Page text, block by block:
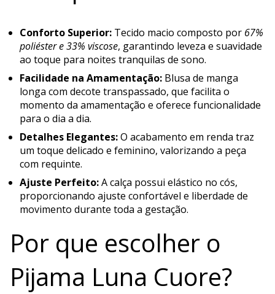
Conforto Superior: Tecido macio composto por 67%
poliéster e 33% viscose, garantindo leveza e suavidade
ao toque para noites tranquilas de sono.
Facilidade na Amamentação: Blusa de manga
longa com decote transpassado, que facilita o
momento da amamentação e oferece funcionalidade
para o dia a dia.
Detalhes Elegantes:O acabamento em renda traz
um toque delicado e feminino, valorizando a peça
com requinte.
Ajuste Perfeito:A calça possui elástico no cós,
proporcionando ajuste confortável e liberdade de
movimento durante toda a gestação.
Por que escolher o
Pijama Luna Cuore?